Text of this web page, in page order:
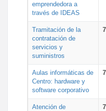
emprendedora a
través de IDEAS
Tramitación de la
contratación de
servicios y
suministros
Aulas informáticas de
Centro: hardware y
software corporativo
Atención de